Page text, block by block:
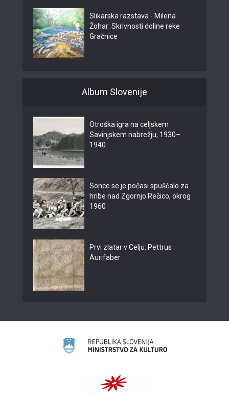
Slikarska razstava - Milena
Žohar: Skrivnosti doline reke
Gračnice
Album Slovenije
Otroška igra na celjskem
Savinjskem nabrežju, 1930–
1940
Sonce se je počasi spuščalo za
hribe nad Zgornjo Rečico, okrog
1960
Prvi zlatar v Celju: Pettrus
Aurifaber